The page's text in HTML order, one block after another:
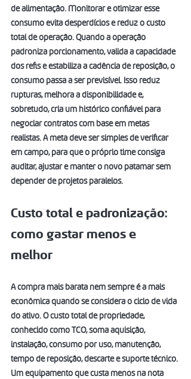
de alimentação. Monitorar e otimizar esse
consumo evita desperdícios e reduz o custo
total de operação. Quando a operação
padroniza porcionamento, valida a capacidade
dos refis e estabiliza a cadência de reposição, o
consumo passa a ser previsível. Isso reduz
rupturas, melhora a disponibilidade e,
sobretudo, cria um histórico confiável para
negociar contratos com base em metas
realistas. A meta deve ser simples de verificar
em campo, para que o próprio time consiga
auditar, ajustar e manter o novo patamar sem
depender de projetos paralelos.
Custo total e padronização:
como gastar menos e
melhor
A compra mais barata nem sempre é a mais
econômica quando se considera o ciclo de vida
do ativo. O custo total de propriedade,
conhecido como TCO, soma aquisição,
instalação, consumo por uso, manutenção,
tempo de reposição, descarte e suporte técnico.
Um equipamento que custa menos na nota